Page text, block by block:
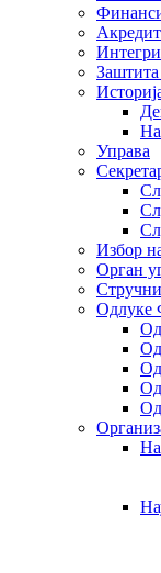
Управа
Избор
Oрган
Одлуке